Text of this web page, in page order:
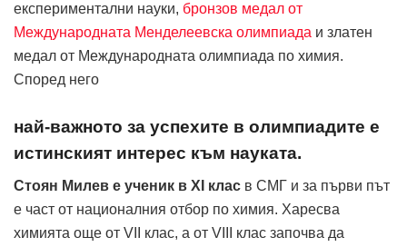
експериментални науки, бронзов медал от
Международната Менделеевска олимпиада и златен
медал от Международната олимпиада по химия.
Според него
най-важното за успехите в олимпиадите е
истинският интерес към науката.
Стоян Милев е ученик в XI клас в СМГ и за първи път
е част от националния отбор по химия. Харесва
химията още от VII клас, а от VIII клас започва да